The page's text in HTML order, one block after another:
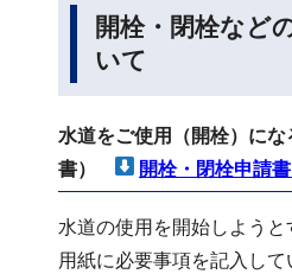
開栓・閉栓など
いて
水道をご使用（開栓）に
書）
開栓・閉栓申請
水道の使用を開始しよう
用紙に必要事項を記入して